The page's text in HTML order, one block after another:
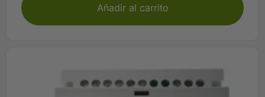
Añadir al carrito